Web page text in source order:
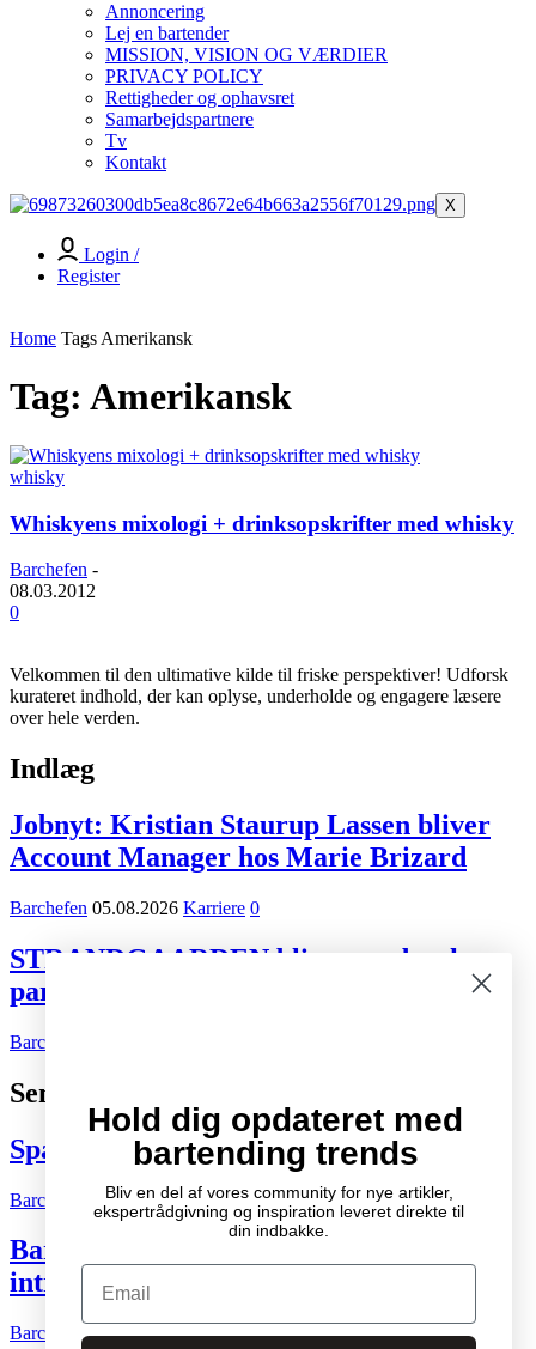
Annoncering
Lej en bartender
MISSION, VISION OG VÆRDIER
PRIVACY POLICY
Rettigheder og ophavsret
Samarbejdspartnere
Tv
Kontakt
X
Login /
Register
Home Tags Amerikansk
Tag: Amerikansk
whisky
Whiskyens mixologi + drinksopskrifter med whisky
Barchefen -
08.03.2012
0
Velkommen til den ultimative kilde til friske perspektiver! Udforsk
kurateret indhold, der kan oplyse, underholde og engagere læsere
over hele verden.
Indlæg
Jobnyt: Kristian Staurup Lassen bliver
Account Manager hos Marie Brizard
Barchefen 05.08.2026 Karriere 0
STRANDGAARDEN bliver ny dansk
partner for Tiger Beer og Desperados
Barchefen
Seneste indlæg
Spændende cocktail- og drinksbøger
Barchefen 04.10.2007 Litteratur 2
Bartenderens grundbog – Den ultimative
introduktion til cocktailkunsten
Barchefen 04.05.2015Litteratur 0
Hold dig opdateret med
bartending trends
Bliv en del af vores community for nye artikler,
ekspertrådgivning og inspiration leveret direkte til
din indbakke.
Email